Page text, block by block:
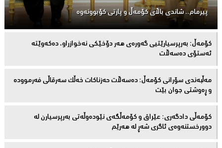
پیرمام.. شاندی باڵای كۆمه‌ڵ و پارتی كۆبوونه‌وه‌
كۆمەڵ: بەرپرسیارێتیی گەورەی هەر دۆخێکی نەخوازراو، دەكەوێتە
ئەستۆی دەسەڵات
مەڵبەندى سۆرانى کۆمەڵ: دەسەڵات حەزناکات خەڵک سەرقاڵى فەرموودە
و ڕەوشتى جوان بێت
کۆمەڵى دادگەرى: عێراق و كۆمەڵگەی نێودەوڵەتی بەرپرسیارن لە
دوورخستنەوەى ئاگری شەڕ لە هەرێم